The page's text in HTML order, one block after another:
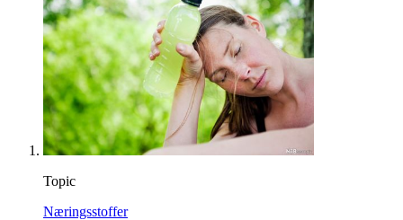
Topic
Næringsstoffer